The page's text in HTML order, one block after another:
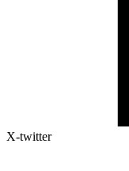
X-twitter